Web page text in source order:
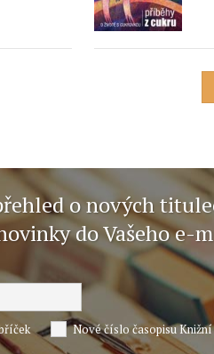
o nových
do Vašeho e-
Nové číslo časopisu